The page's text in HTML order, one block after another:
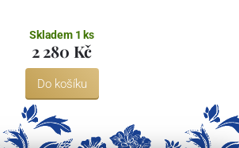
Skladem 1 ks
2 280 Kč
Do košíku